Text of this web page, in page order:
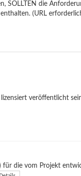
SOLLTEN die
(URL
veröffentlicht
für die vom Projekt